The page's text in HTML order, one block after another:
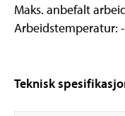
Maks. anbefalt
Arbeidstemperatur: -
Teknisk